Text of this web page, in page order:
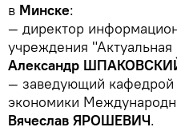
в Минске:
— директор
учреждения
Александр
— заведующий кафедрой
экономики
Вячеслав ЯРОШЕВИЧ.